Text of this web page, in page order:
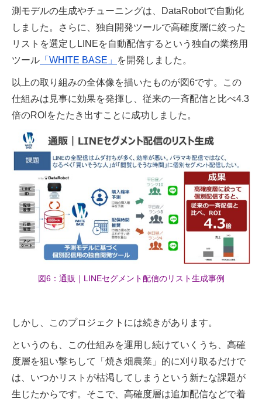
測モデルの生成やチューニングは、DataRobotで自動化
しました。さらに、独自開発ツールで高確度層に絞った
リストを選定しLINEを自動配信するという独自の業務用
ツール 「WHITE BASE」 を開発しました。
以上の取り組みの全体像を描いたものが図6です。この
仕組みは見事に効果を発揮し、従来の一斉配信と比べ4.3
倍のROIをたたき出すことに成功しました。
図6：通販｜LINEセグメント配信のリスト生成事例
しかし、このプロジェクトには続きがあります。
というのも、この仕組みを運用し続けていくうち、高確
度層を狙い撃ちして「焼き畑農業」的に刈り取るだけで
は、いつかリストが枯渇してしまうという新たな課題が
生じたからです。そこで、高確度層は追加配信などで着